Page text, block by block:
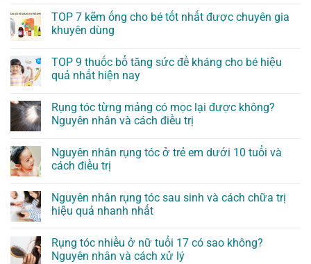
TOP 7 kẽm ống cho bé tốt nhất được chuyên gia
khuyên dùng
TOP 9 thuốc bổ tăng sức đề kháng cho bé hiệu
quả nhất hiện nay
Rụng tóc từng mảng có mọc lại được không?
Nguyên nhân và cách điều trị
Nguyên nhân rụng tóc ở trẻ em dưới 10 tuổi và
cách điều trị
Nguyên nhân rụng tóc sau sinh và cách chữa trị
hiệu quả nhanh nhất
Rụng tóc nhiều ở nữ tuổi 17 có sao không?
Nguyên nhân và cách xử lý